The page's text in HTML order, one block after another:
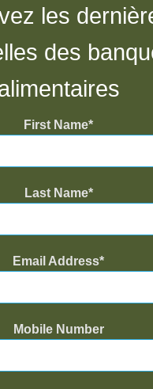
les
des
First Name
Last Name
Email Address
Mobile Number